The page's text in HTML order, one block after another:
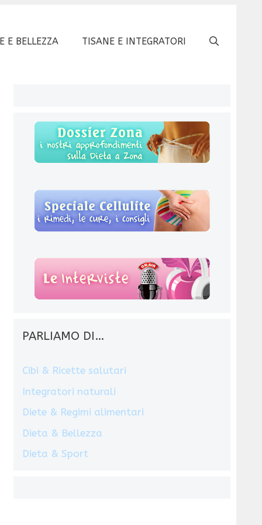
E BELLEZZA TISANE E INTEGRATORI
PARLIAMO DI…
Cibi & Ricette salutari
Integratori naturali
Diete & Regimi alimentari
Dieta & Bellezza
Dieta & Sport